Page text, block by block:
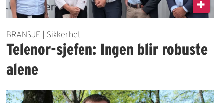
BRANSJE | Sikkerhet
Telenor-sjefen: Ingen blir robuste
alene